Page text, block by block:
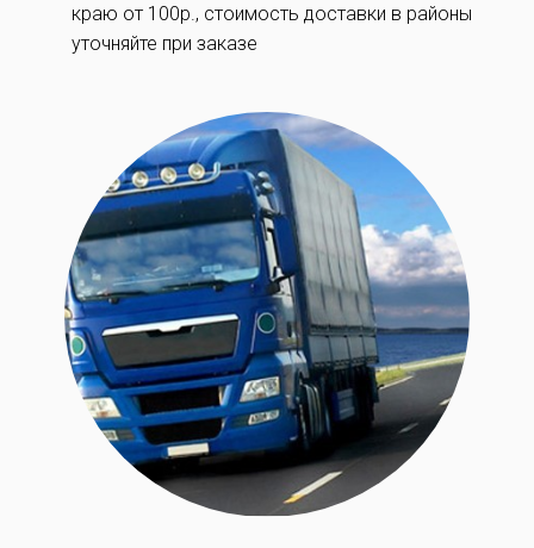
краю от 100р., стоимость доставки в районы
уточняйте при заказe